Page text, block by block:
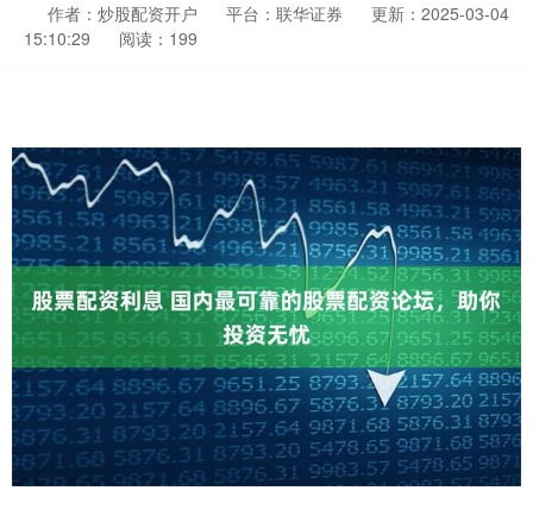
作者：炒股配资开户 平台：联华证券
更新：2025-03-04
15:10:29
阅读：199